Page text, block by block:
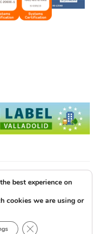
Cookies
Ético
best experience on
cookies we are using or
CERRAR EL